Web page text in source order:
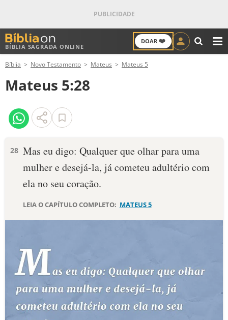
BÍBLIA SAGRADA ONLINE
DOAR ❤️
ANTIGO TESTAMENTO
NOVO TESTAMENTO
VERSÍCULOS
PALAVRA DO DIA
DEVOCIONAL DIÁRIO
10 MANDAMENTOS
ESTUDOS BÍBLICOS
ESBOÇOS DE PREGAÇÃO
Bíblia Novo Testamento Mateus Mateus 5
Mateus 5:28
28 Mas eu digo: Qualquer que olhar para uma
mulher e desejá-la, já cometeu adultério com
ela no seu coração.
LEIA O CAPÍTULO COMPLETO: MATEUS 5